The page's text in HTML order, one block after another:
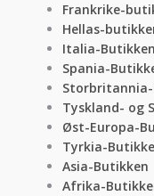
Frankrike-
Hellas-
Italia-Butikken
Spania-
Tyskland- og
Øst-Europa-
Tyrkia-
Asia-Butikken
Afrika-